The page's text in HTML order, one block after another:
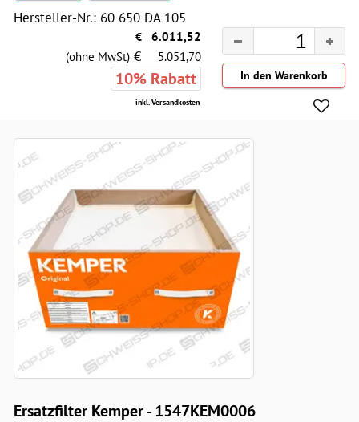
Hersteller-Nr.: 60 650 DA 105
€
6.011,52
(ohne MwSt) € 5.051,70
10% Rabatt
inkl. Versandkosten
Ersatzfilter Kemper - 1547KEM0006